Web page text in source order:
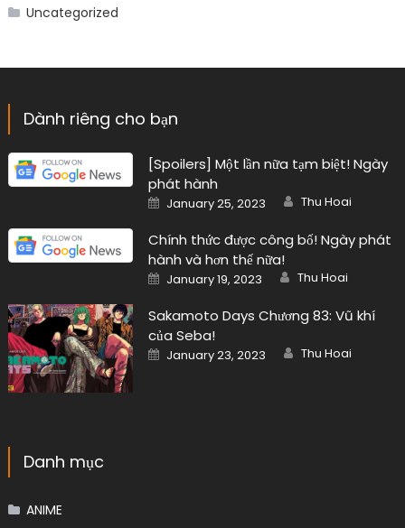
Uncategorized
Dành riêng cho bạn
[Spoilers] Một lần nữa tạm biệt! Ngày
phát hành
Posted
on
January 25, 2023 Author
Thu Hoai
Chính thức được công bố! Ngày phát
hành và hơn thế nữa!
Posted
on
January 19, 2023 Author
Thu Hoai
Sakamoto Days Chương 83: Vũ khí
của Seba!
Posted
on
January 23, 2023 Author
Thu Hoai
Danh mục
ANIME